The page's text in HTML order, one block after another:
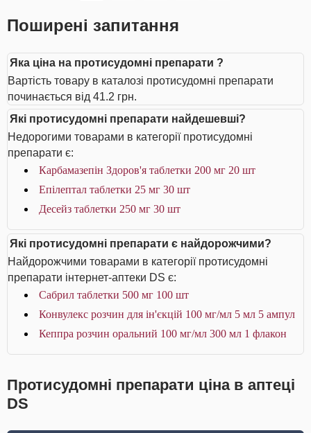
Поширені запитання
Яка ціна на протисудомні препарати ?
Вартість товару в каталозі протисудомні препарати
починається від 41.2 грн.
Які протисудомні препарати найдешевші?
Недорогими товарами в категорії протисудомні
препарати є:
Карбамазепін Здоров'я таблетки 200 мг 20 шт
Епілептал таблетки 25 мг 30 шт
Десейз таблетки 250 мг 30 шт
Які протисудомні препарати є найдорожчими?
Найдорожчими товарами в категорії протисудомні
препарати інтернет-аптеки DS є:
Сабрил таблетки 500 мг 100 шт
Конвулекс розчин для ін'єкцій 100 мг/мл 5 мл 5 ампул
Кеппра розчин оральний 100 мг/мл 300 мл 1 флакон
Протисудомні препарати ціна в аптеці
DS